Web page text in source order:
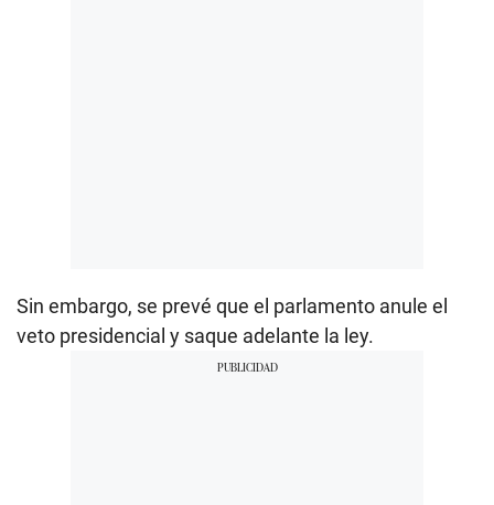
Sin embargo, se prevé que el parlamento anule el
veto presidencial y saque adelante la ley.